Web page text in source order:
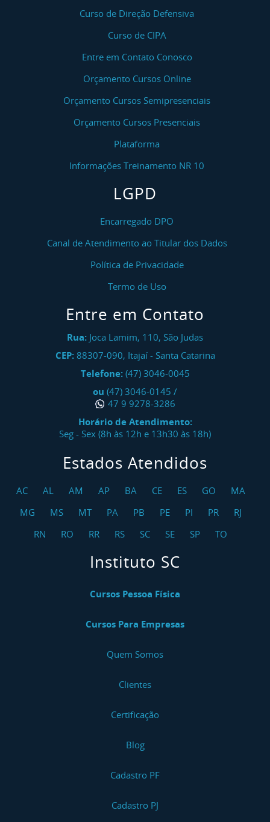
Curso de Direção Defensiva
Curso de CIPA
Entre em Contato Conosco
Orçamento Cursos Online
Orçamento Cursos Semipresenciais
Orçamento Cursos Presenciais
Plataforma
Informações Treinamento NR 10
LGPD
Encarregado DPO
Canal de Atendimento ao Titular dos Dados
Política de Privacidade
Termo de Uso
Entre em Contato
Rua: Joca Lamim, 110, São Judas
CEP: 88307-090, Itajaí- Santa Catarina
Telefone: (47) 3046-0045
ou (47) 3046-0145 /
47 9 9278-3286
Horário de Atendimento:
Seg - Sex (8h às 12h e 13h30 às 18h)
Estados Atendidos
AC AL AM AP BA CE ES GO
MA
MG
MS MT PA PB PE PI PR
RJ
RN
RO RR RS SC SE SP TO
Instituto SC
Cursos Pessoa Física
Cursos Para Empresas
Quem Somos
Clientes
Certificação
Blog
Cadastro PF
Cadastro PJ